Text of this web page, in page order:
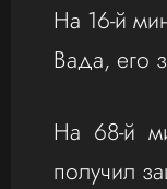
На 16-й
Вада, его
На 68-й
получил